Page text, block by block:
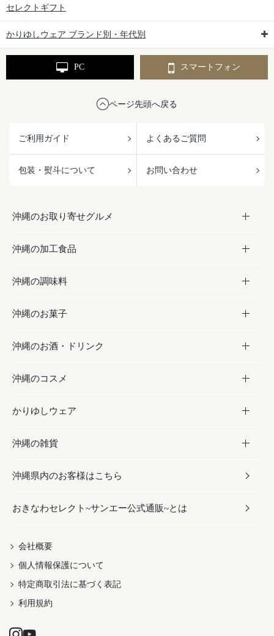
セレクトギフト
かりゆしウェア ブランド別・年代別
PC スマートフォン
ページ先頭へ戻る
ご利用ガイド よくあるご質問
包装・熨斗について お問い合わせ
沖縄のお取り寄せグルメ
お取り寄せグルメ
フルーツ・野菜
お肉
海産物
沖縄の加工食品
加工食品
缶詰／パウチ
沖縄料理
沖縄そば／乾麺
レトルト食品
乾物／粉類
沖縄の調味料
調味料
砂糖／黒砂糖
塩
お酢／ドレッシング
しょうゆ
みそ
だし／スパイス／島唐辛子
沖縄のお菓子
お菓子
黒糖
ちんすこう
伝統菓子
スナック
おつまみ
紅芋
沖縄のお酒・ドリンク
お酒・ドリンク
泡盛
ビール・チューハイ
ワイン・ウィスキー・カクテル
ドリンク
茶葉
沖縄のコスメ
コスメ
スキンケア
ボディケア
ヘアケア
UVケア
かりゆしウェア
かりゆしウェア
メンズ
レディース
沖縄の雑貨
雑貨
沖縄ファッション
伝統工芸品
沖縄県内のお客様はこちら
おきなわセレクト~サンエー公式通販~とは
会社概要
個人情報保護について
特定商取引法に基づく表記
利用規約